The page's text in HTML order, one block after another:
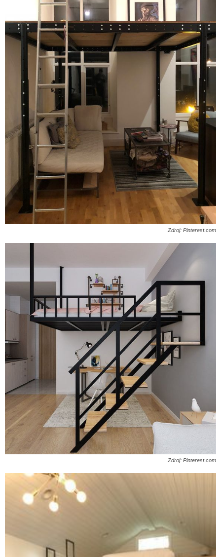
Zdroj: Pinterest.com
Zdroj: Pinterest.com